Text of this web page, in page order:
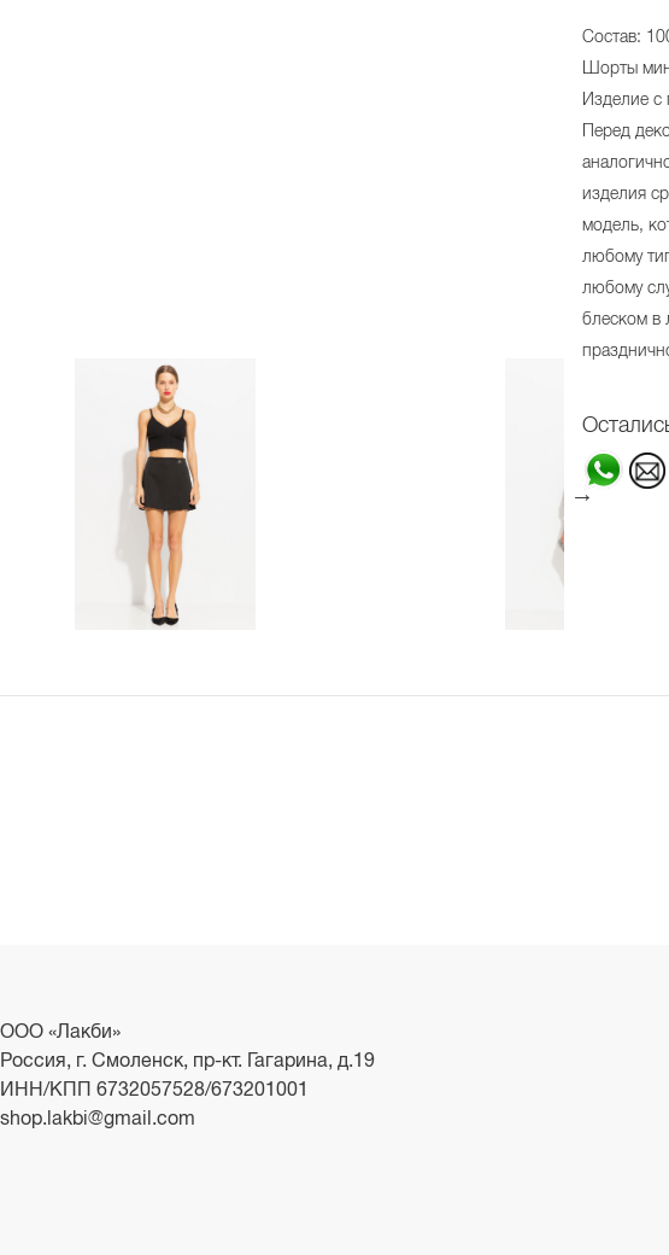
Состав:
Шорты
Изделие
Перед
изделия
модель,
любому
любому
блеском в
ООО «Лакби»
Россия, г. Смоленск, пр-кт. Гагарина, д.19
ИНН/КПП 6732057528/673201001
shop.lakbi@gmail.com